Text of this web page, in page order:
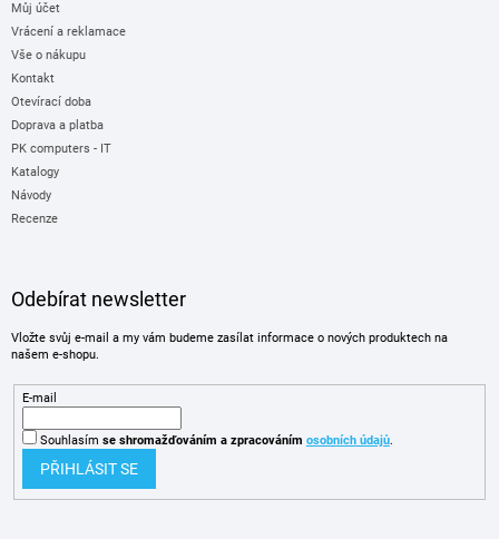
Můj účet
Vrácení a reklamace
Vše o nákupu
Kontakt
Otevírací doba
Doprava a platba
PK computers - IT
Katalogy
Návody
Recenze
Odebírat newsletter
Vložte svůj e-mail a my vám budeme zasílat informace o nových produktech na
našem e-shopu.
E-mail
Souhlasím se shromažďováním a zpracováním osobních údajů.
PŘIHLÁSIT SE